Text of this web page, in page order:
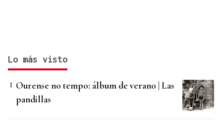
Lo más visto
Ourense no tempo: álbum de verano | Las
pandillas